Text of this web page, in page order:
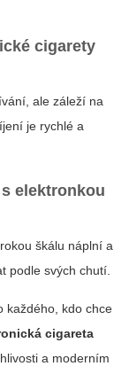
cigarety
ale záleží na
je rychlé a
elektronkou
škálu náplní a
podle svých chutí.
každého, kdo chce
cigareta
a moderním